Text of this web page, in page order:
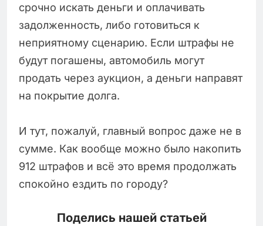
срочно искать деньги и оплачивать
задолженность, либо готовиться к
неприятному сценарию. Если штрафы не
будут погашены, автомобиль могут
продать через аукцион, а деньги направят
на покрытие долга.
И тут, пожалуй, главный вопрос даже не в
сумме. Как вообще можно было накопить
912 штрафов и всё это время продолжать
спокойно ездить по городу?
Поделись нашей статьей